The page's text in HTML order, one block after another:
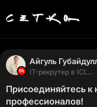
Айгуль
IT-рекрутер в ICL
Присоединяйтесь
профессионалов!